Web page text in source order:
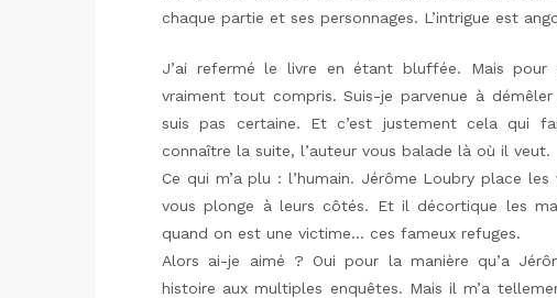
chaque partie et ses personnages. L’intrigue est
J’ai refermé le livre en étant bluffée. Mais pour
vraiment tout compris. Suis-je parvenue à
suis pas certaine. Et c’est justement cela qui
connaître la suite, l’auteur vous balade là où il veut.
Ce qui m’a plu : l’humain. Jérôme Loubry place
vous plonge à leurs côtés. Et il décortique les
quand on est une victime… ces fameux refuges.
Alors ai-je aimé ? Oui pour la manière qu’a
histoire aux multiples enquêtes. Mais il m’a